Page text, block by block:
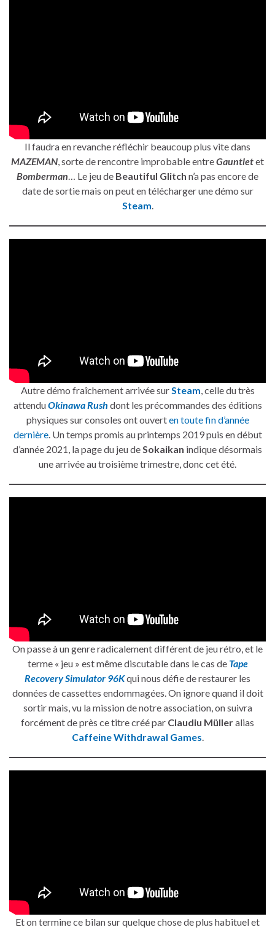
Il faudra en revanche réfléchir beaucoup plus vite dans
MAZEMAN , sorte de rencontre improbable entreGauntletet
Bomberman … Le jeu de Beautiful Glitch n’a pas encore de
date de sortie mais on peut en télécharger une démo sur
Steam
Autre démo fraîchement arrivée sur Steam , celle du très
attenduOkinawa Rush dont les précommandes des éditions
physiques sur consoles ont ouverten toute fin d’année
dernière. Un temps promis au printemps 2019 puis en début
d’année 2021, la page du jeu de Sokaikan indique désormais
une arrivée au troisième trimestre, donc cet été.
On passe à un genre radicalement différent de jeu rétro, et le
terme « jeu » est même discutable dans le cas de Tape
Recovery Simulator 96Kqui nous défie de restaurer les
données de cassettes endommagées. On ignore quand il doit
sortir mais, vu la mission de notre association, on suivra
forcément de près ce titre créé par Claudiu Mülleralias
Caffeine Withdrawal Games.
Et on termine ce bilan sur quelque chose de plus habituel et